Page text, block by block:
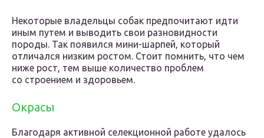
Некоторые владельцы собак предпочитают идти
иным путем и выводить свои разновидности
породы. Так появился мини-шарпей, который
отличался низким ростом. Стоит помнить, что чем
ниже рост, тем выше количество проблем
со строением и здоровьем.
Окрасы
Благодаря активной селекционной работе удалось